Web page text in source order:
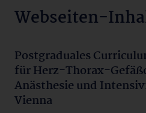
Webseiten-
Postgraduales
für Herz-Thorax-
Anästhesie und
Vienna